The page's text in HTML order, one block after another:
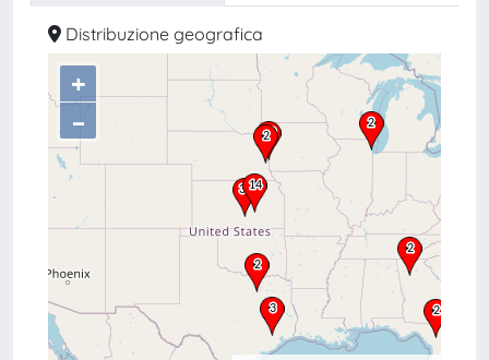
Distribuzione geografica
+
–